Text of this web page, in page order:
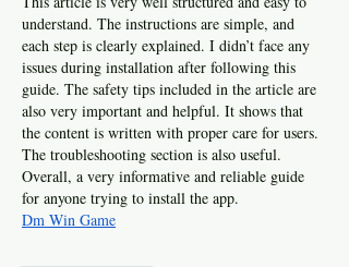
understand. The instructions are simple, and
each step is clearly explained. I didn’t face any
issues during installation after following this
guide. The safety tips included in the article are
also very important and helpful. It shows that
the content is written with proper care for users.
The troubleshooting section is also useful.
Overall, a very informative and reliable guide
for anyone trying to install the app.
Dm Win Game